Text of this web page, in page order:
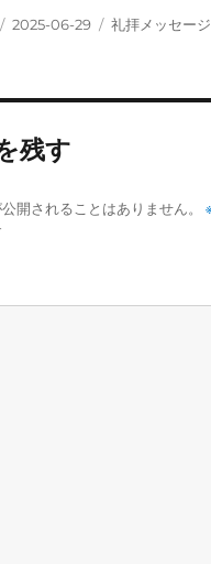
投
2025-06-29
カ
礼拝メッセージ
残す
開されることはありません。